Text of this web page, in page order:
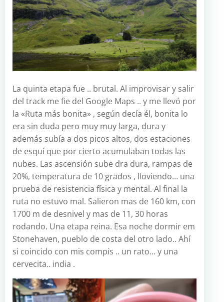
La quinta etapa fue .. brutal. Al improvisar y salir
del track me fie del Google Maps .. y me llevó por
la «Ruta más bonita» , según decía él, bonita lo
era sin duda pero muy muy larga, dura y
además subía a dos picos altos, dos estaciones
de esquí que por cierto acumulaban todas las
nubes. Las ascensión sube dra dura, rampas de
20%, temperatura de 10 grados , lloviendo… una
prueba de resistencia física y mental. Al final la
ruta no estuvo mal. Salieron mas de 160 km, con
1700 m de desnivel y mas de 11, 30 horas
rodando. Una etapa reina. Esa noche dormir em
Stonehaven, pueblo de costa del otro lado.. Ahí
si coincido con mis compis .. un rato… y una
cervecita.. india .